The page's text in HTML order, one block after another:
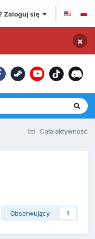
Zaloguj się
×
Cała aktywność
Obserwujący 1